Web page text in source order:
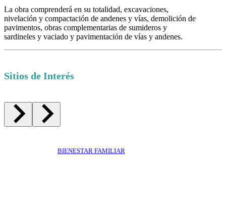
La obra comprenderá en su totalidad, excavaciones,
nivelación y compactación de andenes y vías, demolición de
pavimentos, obras complementarias de sumideros y
sardineles y vaciado y pavimentación de vías y andenes.
Sitios de Interés
BIENESTAR FAMILIAR